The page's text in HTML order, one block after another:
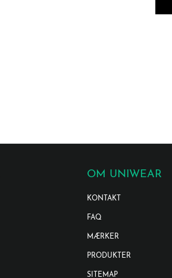
OM UNIWEAR
KONTAKT
FAQ
MÆRKER
PRODUKTER
SITEMAP